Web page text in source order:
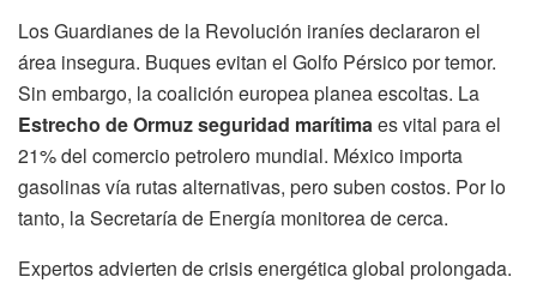
Los Guardianes de la Revolución iraníes declararon el
área insegura. Buques evitan el Golfo Pérsico por temor.
Sin embargo, la coalición europea planea escoltas. La
Estrecho de Ormuz seguridad marítimaes vital para el
21% del comercio petrolero mundial. México importa
gasolinas vía rutas alternativas, pero suben costos. Por lo
tanto, la Secretaría de Energía monitorea de cerca.
Expertos advierten de crisis energética global prolongada.